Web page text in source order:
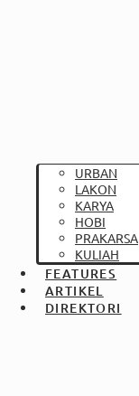
URBAN
LAKON
KARYA
HOBI
PRAKARSA
KULIAH
FEATURES
ARTIKEL
DIREKTORI